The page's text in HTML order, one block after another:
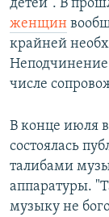
детей". В
женщин
крайней
Неподчинение
числе
В конце июля
состоялась
талибами
аппаратуры.
музыку не